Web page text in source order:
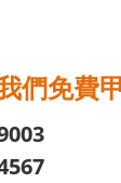
們免費